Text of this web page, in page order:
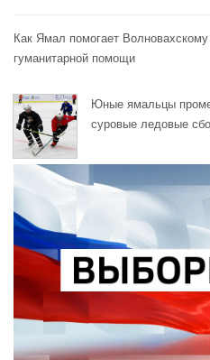
Как Ямал помогает
гуманитарной помощи
Юные ямальцы
суровые ледовые